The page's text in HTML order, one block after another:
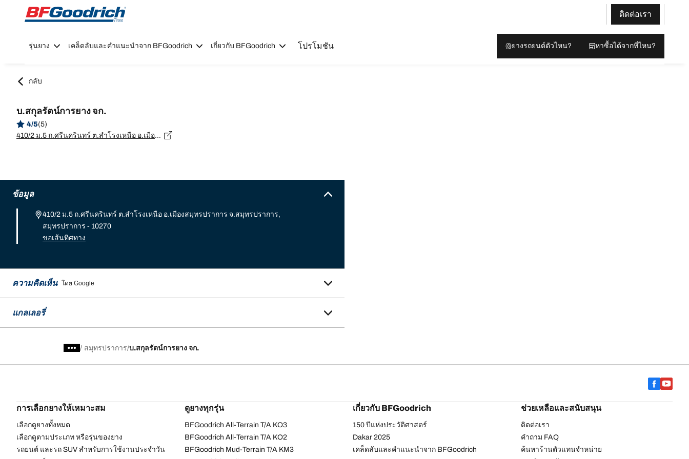
Go to page content
Go to page navigation
ติดต่อเรา
รุ่นยาง เคล็ดลับและคำแนะนำจาก BFGoodrich เกี่ยวกับ BFGoodrich โปรโมชัน ยางรถยนต์ตัวไหน? หาซื้อได้จากที่ไหน?
กลับ
บ.สกุลรัตน์การยาง จก.
4/5(5)
410/2 ม.5 ถ.ศรีนครินทร์ ต.สำโรงเหนือ อ.เมืองสมุทรปราการ จ.สมุทรปราการ, สมุทรปราการ - 10270
ข้อมูล
410/2 ม.5 ถ.ศรีนครินทร์ ต.สำโรงเหนือ อ.เมืองสมุทรปราการ จ.สมุทรปราการ,
สมุทรปราการ - 10270
ขอเส้นทิศทาง
ความคิดเห็น โดย Google
แกลเลอรี่
/ สมุทรปราการ บ.สกุลรัตน์การยาง จก.
การเลือกยางให้เหมาะสม
เลือกดูยางทั้งหมด
เลือกดูตามประเภท หรือรุ่นของยาง
รถยนต์ และรถ SUV สำหรับการใช้งานประจำวัน
ดูยางทุกรุ่น
BFGoodrich All-Terrain T/A KO3
BFGoodrich All-Terrain T/A KO2
BFGoodrich Mud-Terrain T/A KM3
เกี่ยวกับ BFGoodrich
150 ปีแห่งประวัติศาสตร์
Dakar 2025
เคล็ดลับและคำแนะนำจาก BFGoodrich
ช่วยเหลือและสนับสนุน
ติดต่อเรา
คำถาม FAQ
ค้นหาร้านตัวแทนจำหน่าย